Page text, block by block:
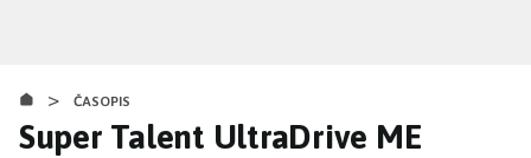
obsahu
> ČASOPIS
Super Talent UltraDrive ME